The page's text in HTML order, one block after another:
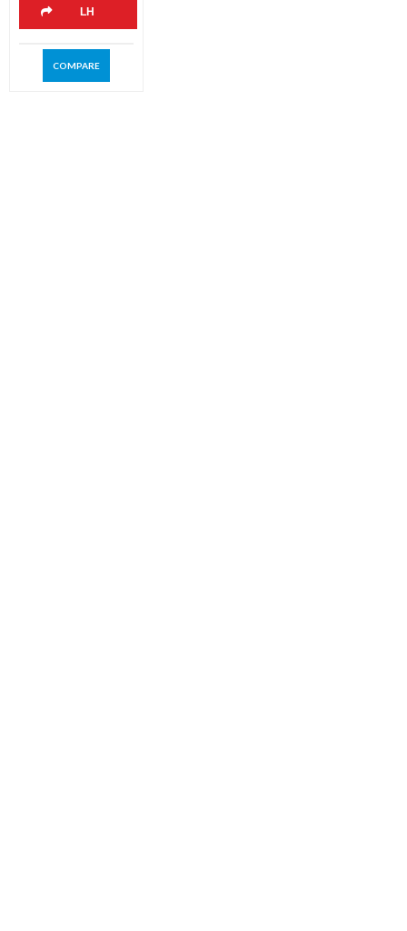
LH
COMPARE